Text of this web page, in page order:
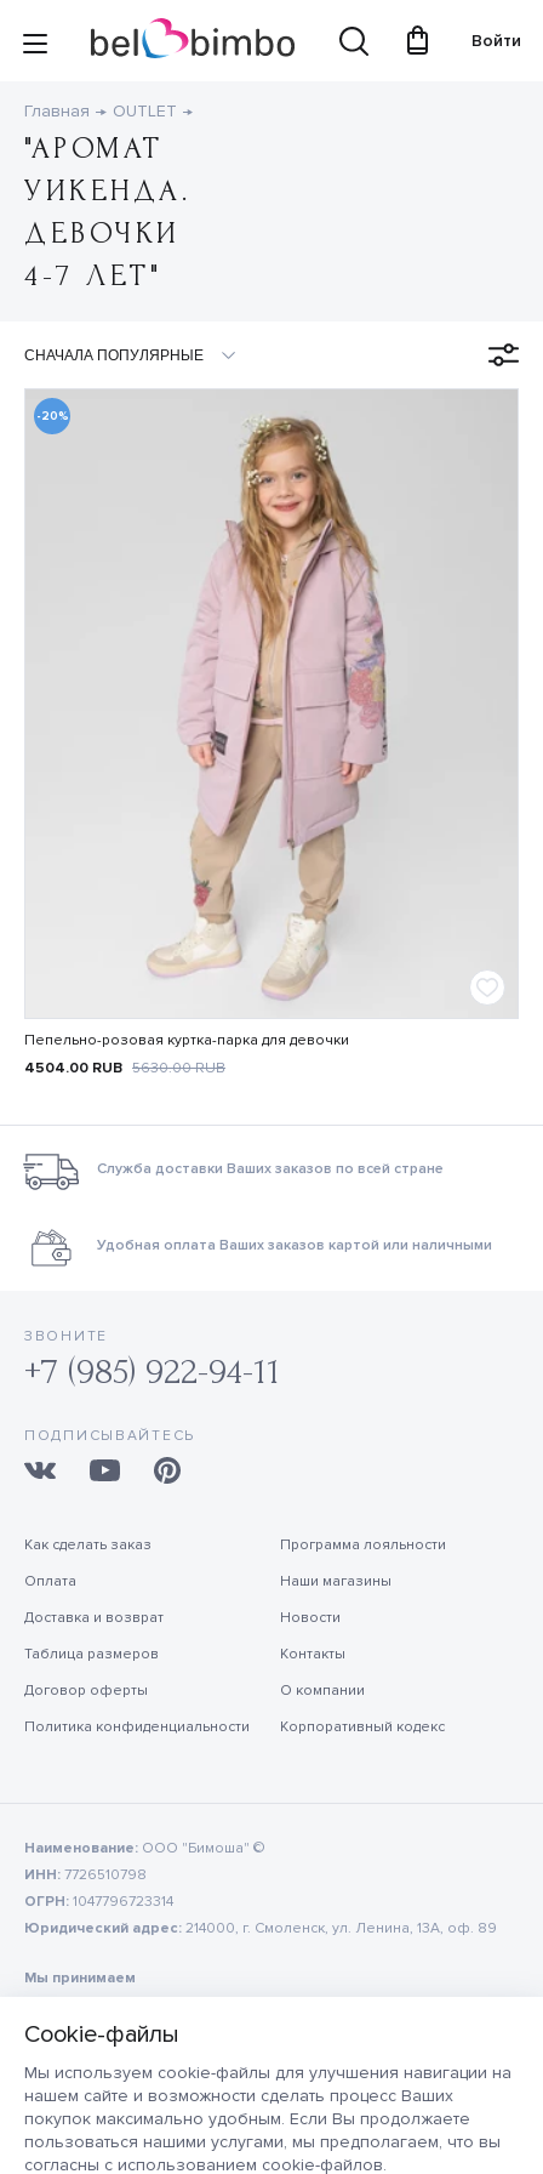
Мы используем cookie-файлы для улучшения навигации на
нашем сайте и возможности сделать процесс Ваших
покупок максимально удобным. Если Вы продолжаете
пользоваться нашими услугами, мы предполагаем, что вы
согласны с использованием cookie-файлов.
Войти
Главная OUTLET
"АРОМАТ
УИКЕНДА.
ДЕВОЧКИ
4-7 ЛЕТ"
-20%
Пепельно-розовая куртка-парка для девочки
4504.00 RUB 5630.00RUB
Служба доставки Ваших заказов по всей стране
Удобная оплата Ваших заказов картой или наличными
ЗВОНИТЕ
+7 (985) 922-94-11
ПОДПИСЫВАЙТЕСЬ
Как сделать заказ
Оплата
Доставка и возврат
Таблица размеров
Договор оферты
Политика конфиденциальности
Программа лояльности
Наши магазины
Новости
Контакты
О компании
Корпоративный кодекс
Наименование: ООО "Бимоша" ©
ИНН: 7726510798
ОГРН: 1047796723314
Юридический адрес: 214000, г. Смоленск, ул. Ленина, 13А, оф. 89
Мы принимаем